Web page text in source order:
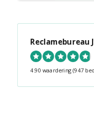
Reclamebureau
4.90 waardering (947